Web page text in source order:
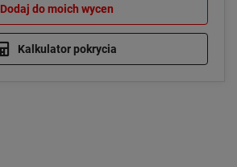
Dodaj do moich wycen
Kalkulator pokrycia